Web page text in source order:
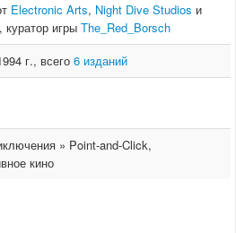
Electronic Arts, Night Dive Studios и
, куратор игры The_Red_Borsch
г., всего 6 изданий
» Point-and-Click,
кино